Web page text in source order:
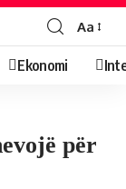
Aa
Ekonomi
për